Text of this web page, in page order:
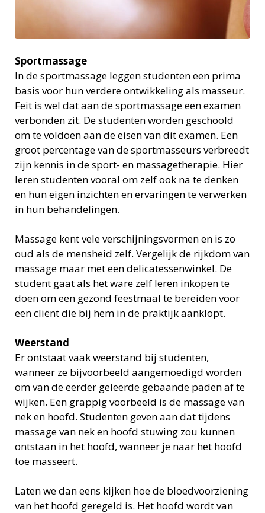
Sportmassage
In de sportmassage leggen studenten een prima
basis voor hun verdere ontwikkeling als masseur.
Feit is wel dat aan de sportmassage een examen
verbonden zit. De studenten worden geschoold
om te voldoen aan de eisen van dit examen. Een
groot percentage van de sportmasseurs verbreedt
zijn kennis in de sport- en massagetherapie. Hier
leren studenten vooral om zelf ook na te denken
en hun eigen inzichten en ervaringen te verwerken
in hun behandelingen.
Massage kent vele verschijningsvormen en is zo
oud als de mensheid zelf. Vergelijk de rijkdom van
massage maar met een delicatessenwinkel. De
student gaat als het ware zelf leren inkopen te
doen om een gezond feestmaal te bereiden voor
een cliënt die bij hem in de praktijk aanklopt.
Weerstand
Er ontstaat vaak weerstand bij studenten,
wanneer ze bijvoorbeeld aangemoedigd worden
om van de eerder geleerde gebaande paden af te
wijken. Een grappig voorbeeld is de massage van
nek en hoofd. Studenten geven aan dat tijdens
massage van nek en hoofd stuwing zou kunnen
ontstaan in het hoofd, wanneer je naar het hoofd
toe masseert.
Laten we dan eens kijken hoe de bloedvoorziening
van het hoofd geregeld is. Het hoofd wordt van